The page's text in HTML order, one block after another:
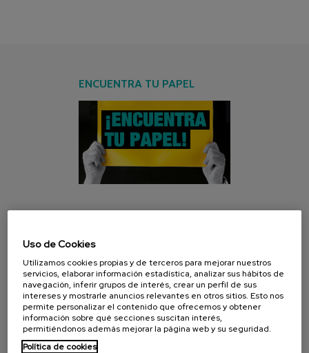
ENCUENTRA TU PAPEL
Uso de Cookies
Utilizamos cookies propias y de terceros para mejorar nuestros
servicios, elaborar información estadística, analizar sus hábitos de
navegación, inferir grupos de interés, crear un perfil de sus
intereses y mostrarle anuncios relevantes en otros sitios. Esto nos
permite personalizar el contenido que ofrecemos y obtener
información sobre qué secciones suscitan interés,
permitiéndonos además mejorar la página web y su seguridad.
Política de cookies